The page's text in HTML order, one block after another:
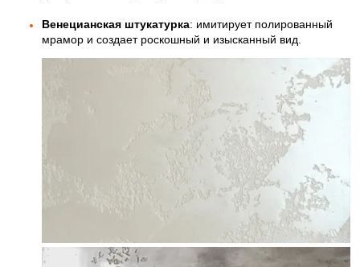
Венецианская штукатурка: имитирует полированный
мрамор и создает роскошный и изысканный вид.